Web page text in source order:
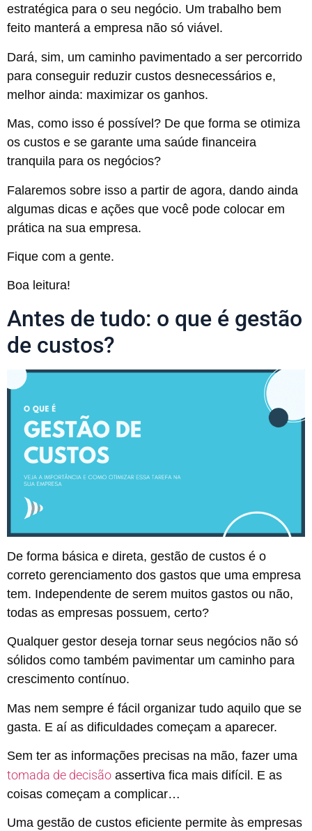
estratégica para o seu negócio. Um trabalho bem
feito manterá a empresa não só viável.
Dará, sim, um caminho pavimentado a ser percorrido
para conseguir reduzir custos desnecessários e,
melhor ainda: maximizar os ganhos.
Mas, como isso é possível? De que forma se otimiza
os custos e se garante uma saúde financeira
tranquila para os negócios?
Falaremos sobre isso a partir de agora, dando ainda
algumas dicas e ações que você pode colocar em
prática na sua empresa.
Fique com a gente.
Boa leitura!
Antes de tudo: o que é gestão
de custos?
De forma básica e direta, gestão de custos é o
correto gerenciamento dos gastos que uma empresa
tem. Independente de serem muitos gastos ou não,
todas as empresas possuem, certo?
Qualquer gestor deseja tornar seus negócios não só
sólidos como também pavimentar um caminho para
crescimento contínuo.
Mas nem sempre é fácil organizar tudo aquilo que se
gasta. E aí as dificuldades começam a aparecer.
Sem ter as informações precisas na mão, fazer uma
tomada de decisão assertiva fica mais difícil. E as
coisas começam a complicar…
Uma gestão de custos eficiente permite às empresas